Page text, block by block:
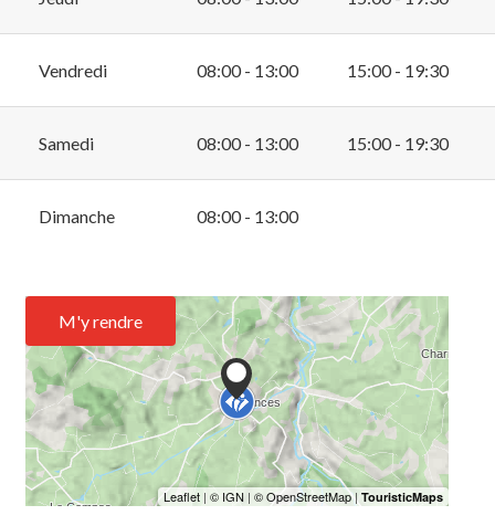
Vendredi 08:00 - 13:00 15:00 - 19:30
Samedi 08:00 - 13:00 15:00 - 19:30
Dimanche 08:00 - 13:00
M'y rendre